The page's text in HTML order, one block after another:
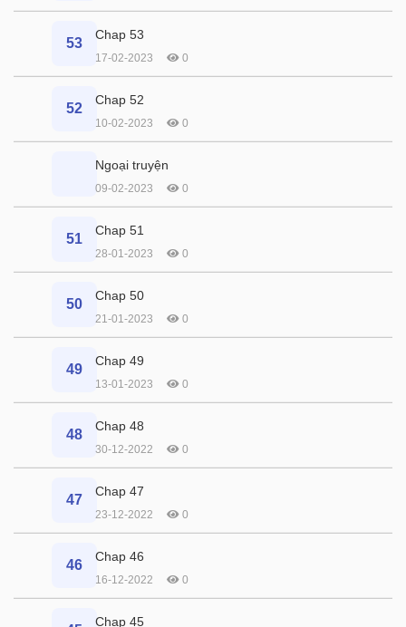
53
Chap 53
17-02-2023 0
52
Chap 52
10-02-2023 0
Ngoại truyện
09-02-2023 0
51
Chap 51
28-01-2023 0
50
Chap 50
21-01-2023 0
49
Chap 49
13-01-2023 0
48
Chap 48
30-12-2022 0
47
Chap 47
23-12-2022 0
46
Chap 46
16-12-2022 0
Chap 45